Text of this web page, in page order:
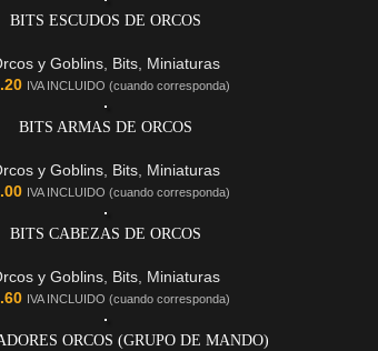
BITS ESCUDOS DE ORCOS
y Goblins Bits Miniaturas
IVA INCLUIDO (cuando corresponda)
BITS ARMAS DE ORCOS
y Goblins Bits Miniaturas
IVA INCLUIDO (cuando corresponda)
BITS CABEZAS DE ORCOS
y Goblins Bits Miniaturas
IVA INCLUIDO (cuando corresponda)
ORCOS (GRUPO DE MANDO)